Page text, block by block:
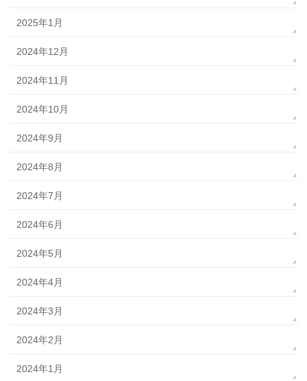
2025年1月
2024年12月
2024年11月
2024年10月
2024年9月
2024年8月
2024年7月
2024年6月
2024年5月
2024年4月
2024年3月
2024年2月
2024年1月